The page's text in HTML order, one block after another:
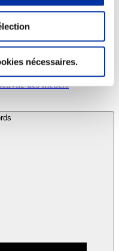
nécessaires.
des métiers